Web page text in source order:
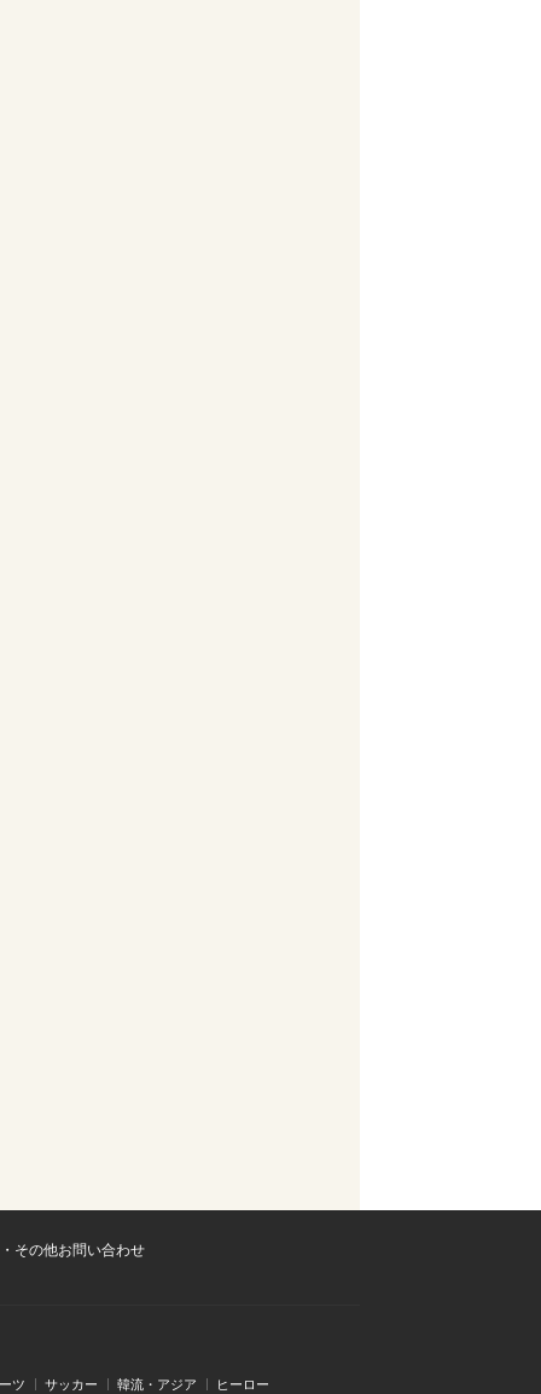
その他お問い合わせ
ツ サッカー 韓流・アジア ヒーロー